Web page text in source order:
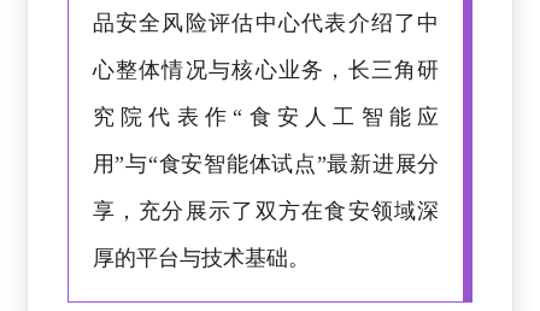
品安全风险评估中心代表介绍了中
心整体情况与核心业务，长三角研
究院代表作“食安人工智能应
用”与“食安智能体试点”最新进展分
享，充分展示了双方在食安领域深
厚的平台与技术基础。